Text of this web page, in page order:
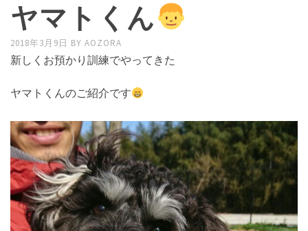
ヤマトくん
2018年3月9日 BY AOZORA
新しくお預かり訓練でやってきた
ヤマトくんのご紹介です